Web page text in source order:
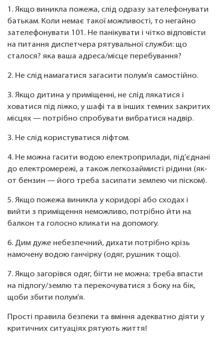
1. Якщо виникла пожежа, слід одразу зателефонувати
батькам. Коли немає такої можливості, то негайно
зателефонувати 101. Не панікувати і чітко відповісти
на питання диспетчера рятувальної служби: що
сталося? яка ваша адреса/місце перебування?
2. Не слід намагатися загасити полум’я самостійно.
3. Якщо дитина у приміщенні, не слід лякатися і
ховатися під ліжко, у шафі та в інших темних закритих
місцях — потрібно спробувати вибратися надвір.
3. Не слід користуватися ліфтом.
4. Не можна гасити водою електроприлади, під’єднані
до електромережі, а також легкозаймисті рідини (як-
от бензин — його треба засипати землею чи піском).
5. Якщо пожежа виникла у коридорі або сходах і
вийти з приміщення неможливо, потрібно йти на
балкон та голосно кликати на допомогу.
6. Дим дуже небезпечний, дихати потрібно крізь
намочену водою ганчірку (одяг, рушник тощо).
7. Якщо загорівся одяг, бігти не можна; треба впасти
на підлогу/землю та перекочуватися з боку на бік,
щоби збити полум’я.
Прості правила безпеки та вміння адекватно діяти у
критичних ситуаціях рятують життя!